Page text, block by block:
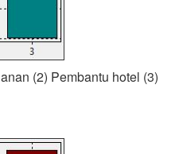
(2) Pembantu hotel (3)